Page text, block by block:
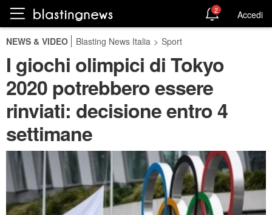
2 Accedi
NEWS & VIDEO Blasting News Italia > Sport
I giochi olimpici di Tokyo
2020 potrebbero essere
rinviati: decisione entro 4
settimane